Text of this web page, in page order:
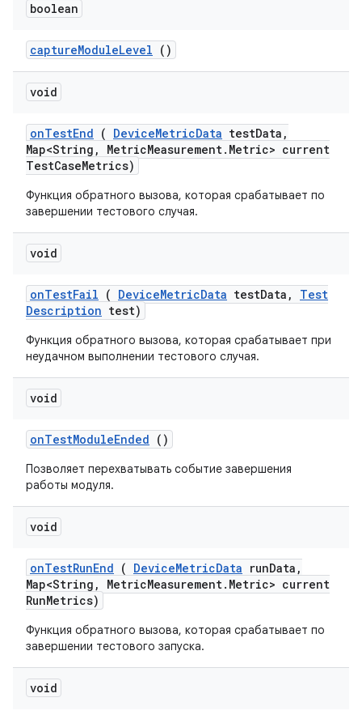
boolean
captureModuleLevel ()
void
onTestEnd ( DeviceMetricData testData ,
Map<String , MetricMeasurement. Metric> current
TestCaseMetrics)
Функция обратного вызова, которая срабатывает по
завершении тестового случая.
void
onTestFail ( DeviceMetricData testData ,
Test
Description test)
Функция обратного вызова, которая срабатывает при
неудачном выполнении тестового случая.
void
onTestModuleEnded ()
Позволяет перехватывать событие завершения
работы модуля.
void
onTestRunEnd ( DeviceMetricData runData ,
Map<String , MetricMeasurement. Metric> current
RunMetrics)
Функция обратного вызова, которая срабатывает по
завершении тестового запуска.
void